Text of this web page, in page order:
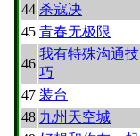
44 杀寇决
45 青春无极限
46
我有特殊沟通技
巧
47 装台
48 九州天空城